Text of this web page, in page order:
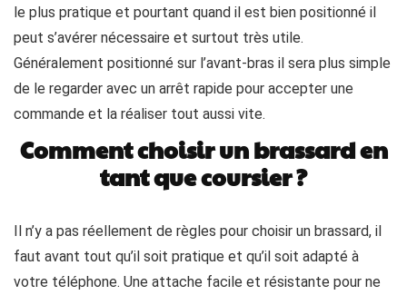
le plus pratique et pourtant quand il est bien positionné il
peut s’avérer nécessaire et surtout très utile.
Généralement positionné sur l’avant-bras il sera plus simple
de le regarder avec un arrêt rapide pour accepter une
commande et la réaliser tout aussi vite.
Comment choisir un brassard en
tant que coursier ?
Il n’y a pas réellement de règles pour choisir un brassard, il
faut avant tout qu’il soit pratique et qu’il soit adapté à
votre téléphone. Une attache facile et résistante pour ne